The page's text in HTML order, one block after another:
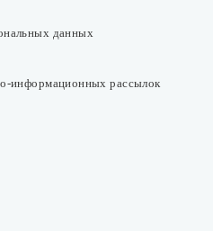
данных
информационных рассылок